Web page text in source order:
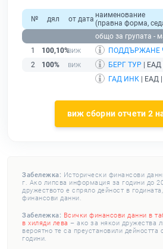
№ дял от дата наименование
(правна форма,
общо за групата -
1
100,10%
ПОДДЪРЖАНЕ
2
100% БЕРГ ТУР | ЕАД
ГАД ИНК | ЕАД
виж сборни отчети 2
Забележка: Исторически финансови
г. Ако липсва информация за години до
дружеството е спряло дейност в
финансови данни.
Забележка: Всички финансови данни в
в хиляди лева – ако за някои дружества
вероятно те са преустановили дейността
години.